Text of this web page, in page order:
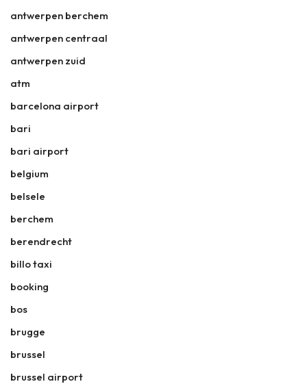
antwerpen berchem
antwerpen centraal
antwerpen zuid
atm
barcelona airport
bari
bari airport
belgium
belsele
berchem
berendrecht
billo taxi
booking
bos
brugge
brussel
brussel airport